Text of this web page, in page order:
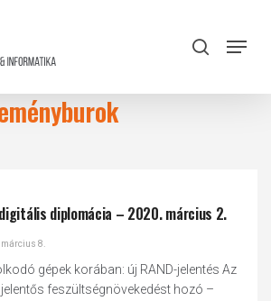
search
Menu
diplomácia – 2020. március 2.
8.
gépek korában: új RAND-jelentés Az
jelentős feszültségnövekedést hozó –
Close